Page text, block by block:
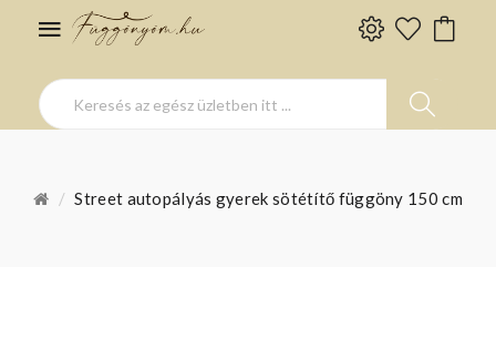
Street autopályás gyerek sötétítő függöny 150 cm